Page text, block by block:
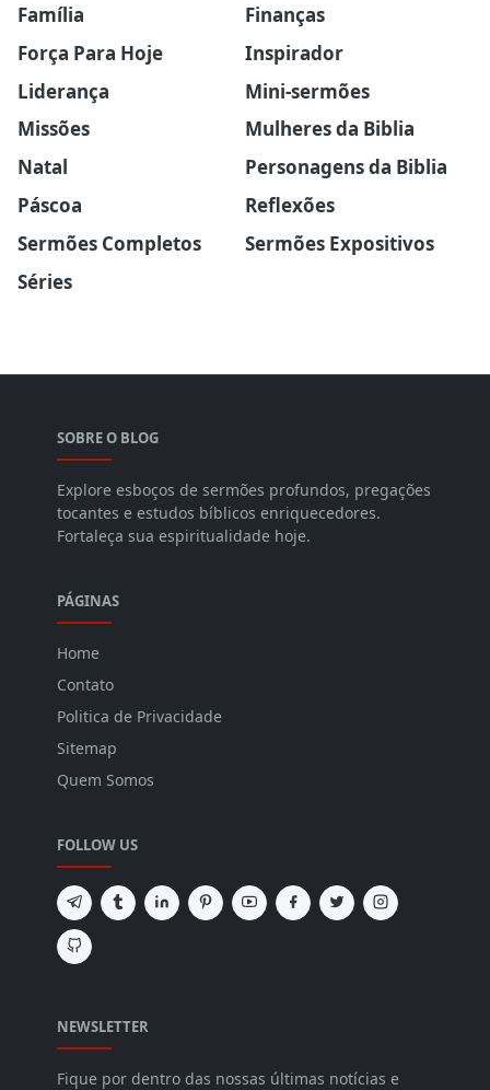
Família
Finanças
Força Para Hoje
Inspirador
Liderança
Mini-sermões
Missões
Mulheres da Biblia
Natal
Personagens da Biblia
Páscoa
Reflexões
Sermões Completos
Sermões Expositivos
Séries
SOBRE O BLOG
Explore esboços de sermões profundos, pregações
tocantes e estudos bíblicos enriquecedores.
Fortaleça sua espiritualidade hoje.
PÁGINAS
Home
Contato
Politica de Privacidade
Sitemap
Quem Somos
FOLLOW US
NEWSLETTER
Fique por dentro das nossas últimas notícias e